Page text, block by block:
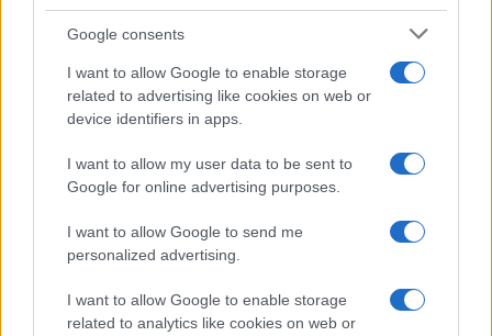
Google consents
I want to allow Google to enable storage
related to advertising like cookies on web or
device identifiers in apps.
I want to allow my user data to be sent to
Google for online advertising purposes.
I want to allow Google to send me
personalized advertising.
I want to allow Google to enable storage
related to analytics like cookies on web or